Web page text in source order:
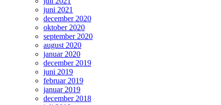
juni 2021
december 2020
oktober 2020
september 2020
august 2020
januar 2020
december 2019
juni 2019
februar 2019
januar 2019
december 2018